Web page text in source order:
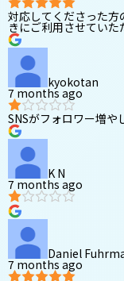
対応してくださった方
きにご利用させていた
kyokotan
7 months ago
SNSがフォロワー増
K N
7 months ago
Daniel
7 months ago